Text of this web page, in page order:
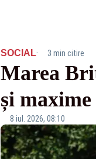
SOCIAL· 3 min citire
Marea
și maxime
8 iul. 2026, 08:10